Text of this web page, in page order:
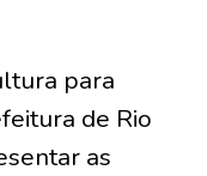
para
de Rio
as